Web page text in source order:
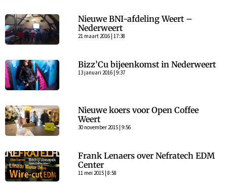
Nieuwe BNI-afdeling Weert –
Nederweert
21 maart 2016 | 17:38
Bizz’Cu bijeenkomst in Nederweert
13 januari 2016 | 9:37
Nieuwe koers voor Open Coffee
Weert
30 november 2015 | 9:56
Frank Lenaers over Nefratech EDM
Center
11 mei 2015 | 8:58